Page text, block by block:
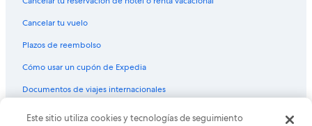
Wyndham Hotels en Aurora
Hoteles en Aurora
Cancelar tu vuelo
Plazos de reembolso
Cómo usar un cupón de Expedia
Documentos de viajes internacionales
© 2026 Expedia, Inc., una empresa de Expedia Group. Todos los
Este sitio utiliza cookies y tecnologías de seguimiento